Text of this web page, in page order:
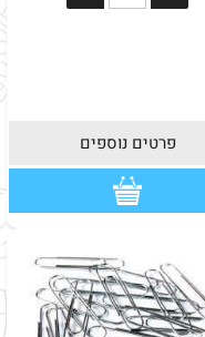
פרטים נוספים